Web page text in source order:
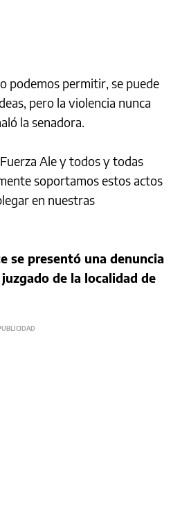
podemos permitir, se puede
pero la violencia nunca
la senadora.
Ale y todos y todas
soportamos estos actos
en nuestras
se presentó una denuncia
de la localidad de